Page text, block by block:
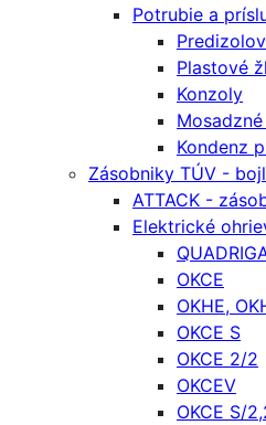
Potrubie a
Plastové
Konzoly
Kondenz
Zásobniky TÚV -
ATTACK -
Elektrické
OKCE
OKHE,
OKCE S
OKCE 2/2
OKCEV
OKCE S/